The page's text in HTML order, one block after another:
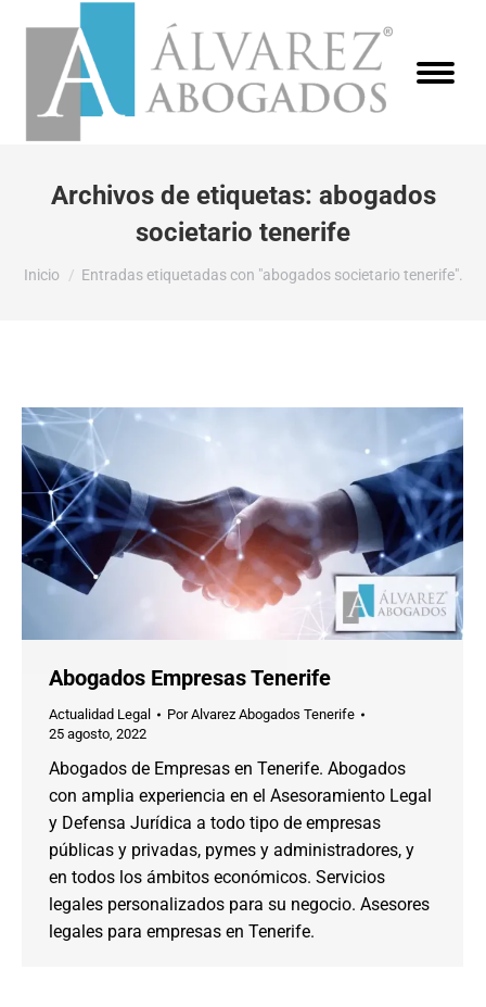
Archivos de etiquetas: abogados
societario tenerife
Estás aquí:
Inicio Entradas etiquetadas con "abogados societario tenerife".
Abogados Empresas Tenerife
Actualidad Legal PorAlvarez Abogados Tenerife
25 agosto, 2022
Abogados de Empresas en Tenerife. Abogados
con amplia experiencia en el Asesoramiento Legal
y Defensa Jurídica a todo tipo de empresas
públicas y privadas, pymes y administradores, y
en todos los ámbitos económicos. Servicios
legales personalizados para su negocio. Asesores
legales para empresas en Tenerife.